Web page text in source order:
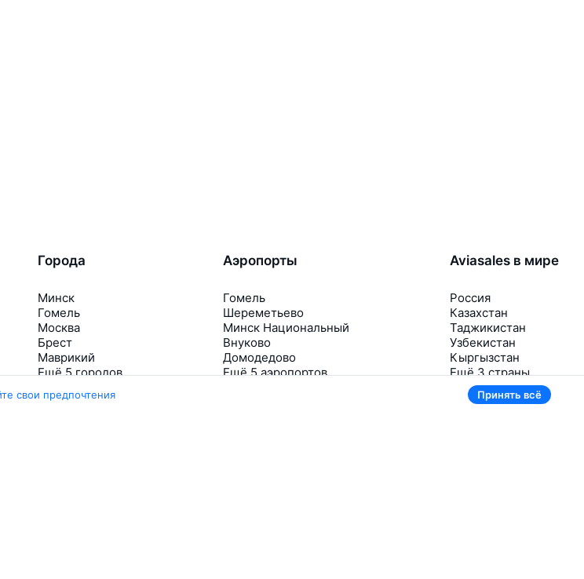
Города
Минск
Гомель
Москва
Брест
Маврикий
Ещё 5 городов
Аэропорты
Гомель
Шереметьево
Минск Национальный
Внуково
Домодедово
Ещё 5 аэропортов
Aviasales в мире
Россия
Казахстан
Таджикистан
Узбекистан
Кыргызстан
Ещё 3 страны
свои предпочтения Принять всё